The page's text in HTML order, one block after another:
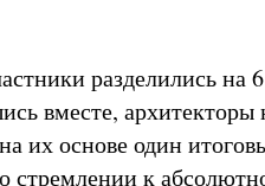
разделились на
вместе,
их основе один
стремлении к